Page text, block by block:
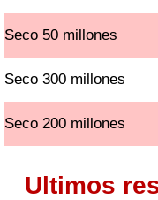
Seco 50 millones
Seco 300 millones
Seco 200 millones
Ultimos